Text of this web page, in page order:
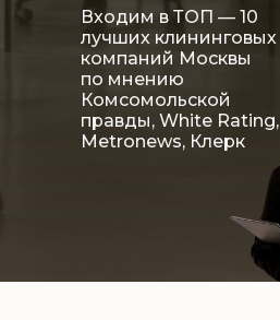
Входим в ТОП — 10
лучших клининговых
компаний Москвы
по мнению
Комсомольской
правды, White Rating,
Metronews, Клерк